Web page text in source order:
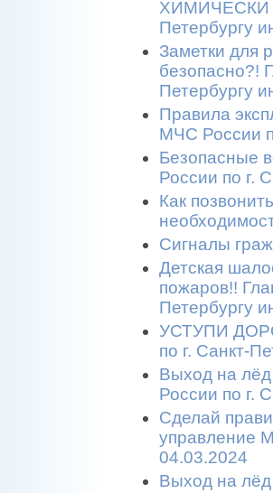
ХИМИЧЕСКИ
Петербургу
Заметки для
безопасно?!
Петербургу
Правила
МЧС России
Безопасные
России по г.
Как
Сигналы
Детская
пожаров!!
Петербургу
УСТУПИ
по г. Санкт-
Выход на
России по г.
Сделай
управление
04.03.2024
Выход на